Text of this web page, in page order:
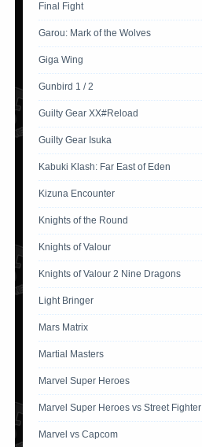
Final Fight
Garou: Mark of the Wolves
Giga Wing
Gunbird 1 / 2
Guilty Gear XX#Reload
Guilty Gear Isuka
Kabuki Klash: Far East of Eden
Kizuna Encounter
Knights of the Round
Knights of Valour
Knights of Valour 2 Nine Dragons
Light Bringer
Mars Matrix
Martial Masters
Marvel Super Heroes
Marvel Super Heroes vs Street Fighter
Marvel vs Capcom